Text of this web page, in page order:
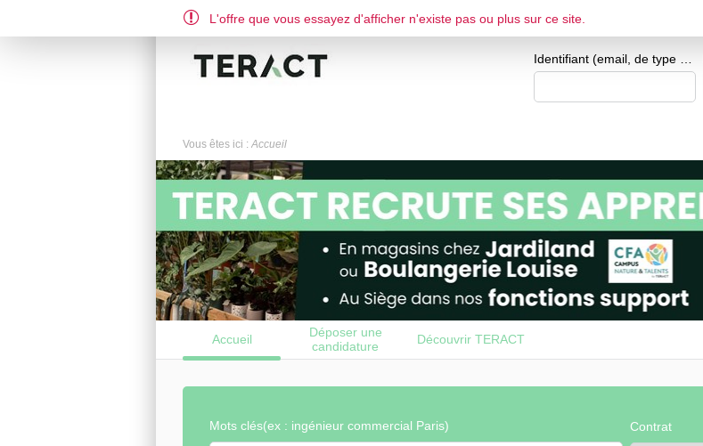
EN FR ESPACE CANDIDAT
Vous êtes ici : Accueil
Accueil
Déposer une
candidature
spontanée
Découvrir TERACT
Mots clés(ex : ingénieur commercial Paris) Contrat
L'offre que vous essayez d'afficher n'existe pas ou plus sur ce site.